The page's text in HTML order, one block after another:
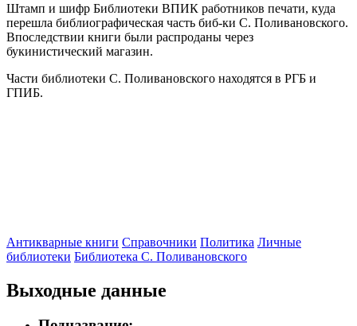
Штамп и шифр Библиотеки ВПИК работников печати, куда
перешла библиографическая часть биб-ки С. Поливановского.
Впоследствии книги были распроданы через
букинистический магазин.
Части библиотеки С. Поливановского находятся в РГБ и
ГПИБ.
Антикварные книги Справочники Политика Личные
библиотеки Библиотека С. Поливановского
Выходные данные